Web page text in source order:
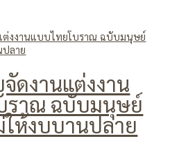
ดงานแต่งงาน
ราณ ฉบับมนุษย์
ให้งบบานปลาย